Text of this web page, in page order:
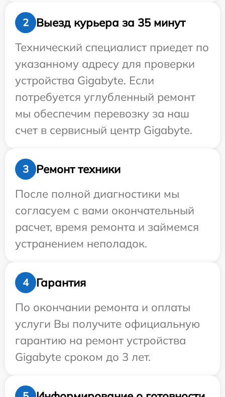
2
Выезд курьера за 35 минут
Технический специалист приедет по
указанному адресу для проверки
устройства Gigabyte. Если
потребуется углубленный ремонт
мы обеспечим перевозку за наш
счет в сервисный центр Gigabyte.
3
Ремонт техники
После полной диагностики мы
согласуем с вами окончательный
расчет, время ремонта и займемся
устранением неполадок.
4
Гарантия
По окончании ремонта и оплаты
услуги Вы получите официальную
гарантию на ремонт устройства
Gigabyte сроком до 3 лет.